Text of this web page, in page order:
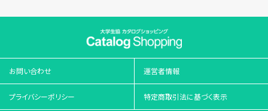
お問い合わせ 運営者情報
プライバシーポリシー 特定商取引法に基づく表示